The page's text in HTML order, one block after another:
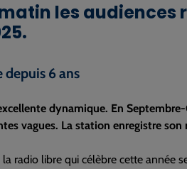
les audiences
depuis 6 ans
dynamique. En
vagues. La station enregistre
la radio libre qui célèbre cette année